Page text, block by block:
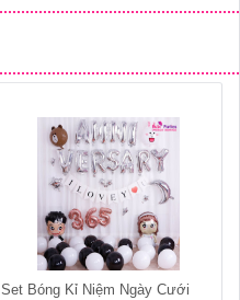
Set Bóng Kỉ Niệm Ngày Cưới